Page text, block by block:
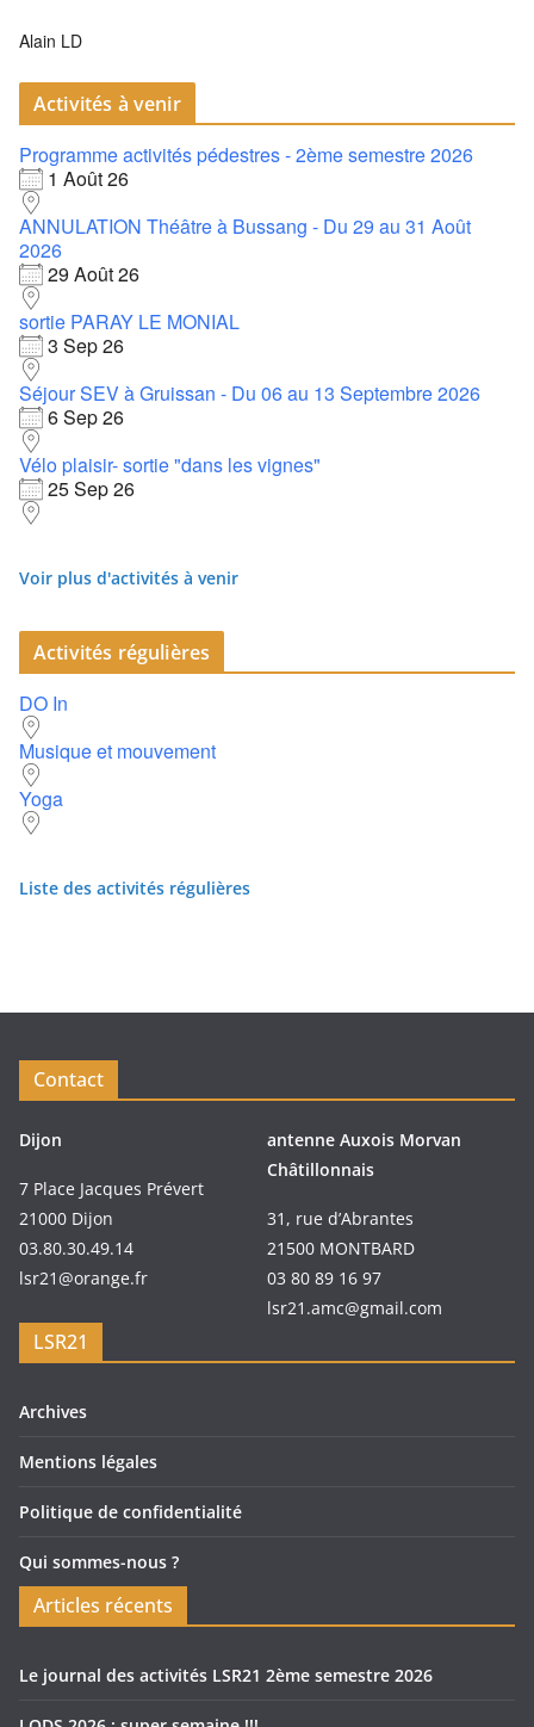
Alain LD
Activités à venir
Programme activités pédestres - 2ème semestre 2026
1 Août 26
ANNULATION Théâtre à Bussang - Du 29 au 31 Août
2026
29 Août 26
sortie PARAY LE MONIAL
3 Sep 26
Séjour SEV à Gruissan - Du 06 au 13 Septembre 2026
6 Sep 26
Vélo plaisir- sortie "dans les vignes"
25 Sep 26
Voir plus d'activités à venir
Activités régulières
DO In
Musique et mouvement
Yoga
Liste des activités régulières
Contact
Dijon
7 Place Jacques Prévert
21000 Dijon
03.80.30.49.14
lsr21@orange.fr
antenne Auxois Morvan
Châtillonnais
31, rue d’Abrantes
21500 MONTBARD
03 80 89 16 97
lsr21.amc@gmail.com
LSR21
Archives
Mentions légales
Politique de confidentialité
Qui sommes-nous ?
Articles récents
Le journal des activités LSR21 2ème semestre 2026